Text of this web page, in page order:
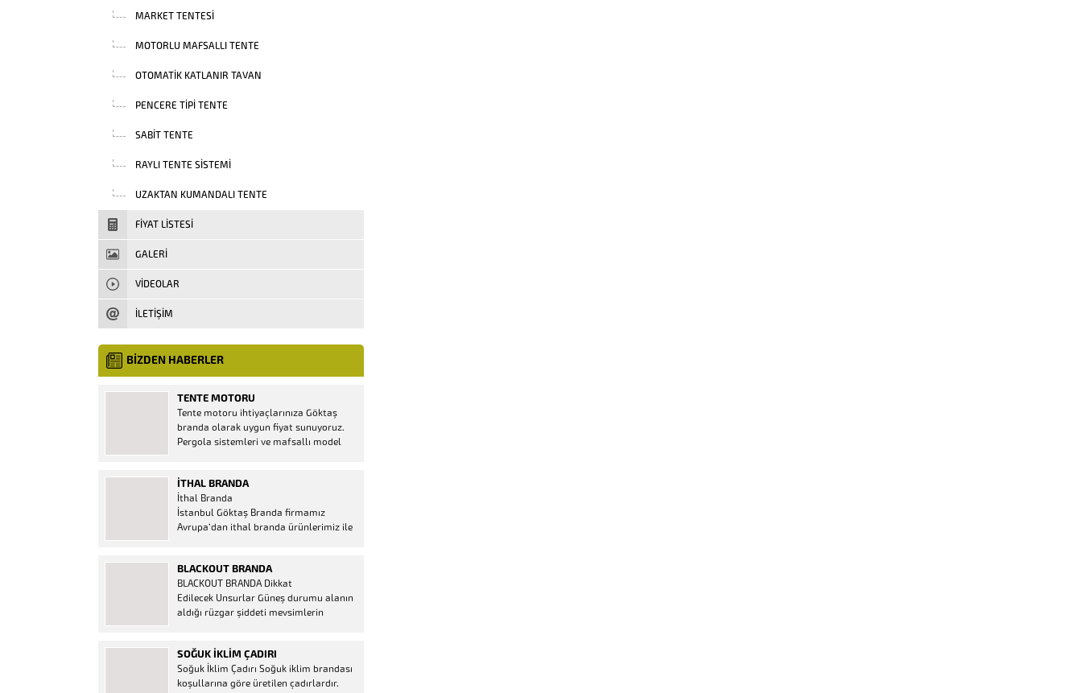
MARKET TENTESI
MOTORLU MAFSALLI TENTE
OTOMATIK KATLANIR TAVAN
PENCERE TIPI TENTE
SABIT TENTE
RAYLI TENTE SISTEMI
UZAKTAN KUMANDALI TENTE
FIYAT LISTESI
GALERİ
VIDEOLAR
İLETİŞİM
BİZDEN HABERLER
TENTE MOTORU
Tente motoru ihtiyaçlarınıza Göktaş
branda olarak uygun fiyat sunuyoruz.
Pergola sistemleri ve mafsallı model
mevcuttur. Kumanda ve diğer aparatlar
firmamızda mevcuttur.
İTHAL BRANDA
İthal Branda
İstanbul Göktaş Branda firmamız
Avrupa’dan ithal branda ürünlerimiz ile
Ürün Al dükkanı ürünleri peşin fiyatına
bol taksitle Göktaş Branda Çeşitleri
Adresinde, 1.kalite ithal ürün ne demek
Brandacı sektöründe faaliyet gösteren,
BLACKOUT BRANDA
BLACKOUT BRANDA Dikkat
Edilecek Unsurlar Güneş durumu alanın
aldığı rüzgar şiddeti mevsimlerin
düşünmeniz gereken bir kaç faktörden
biridir. Türkiye’nin lider Branda markası
Göktaş Branda, Hazine ve Maliye Bakanı
SOĞUK İKLIM ÇADIRI
Soğuk İklim Çadırı Soğuk iklim brandası
koşullarına göre üretilen çadırlardır.